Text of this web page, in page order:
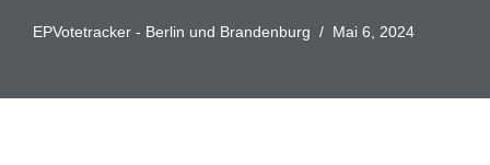
EPVotetracker - Berlin und Brandenburg Mai 6, 2024